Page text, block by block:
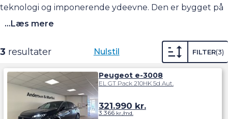
teknologi og imponerende ydeevne. Den er bygget på
Stellantis’ nye STLA Medium-platform, som giver
energieffektivitet. Når det kommer til ydeevne, tilbyder
e-3008 en rækkevidde på op til 525 km. ifølgeWLTP-
målemetoden. Opladning er effektiv, og bilen
understøtter lynopladning, hvor den kan oplades fra 20
til 80 % på omkring 30 minutter. Se det aktuelle
udvalg af brugte nedenfor, og læs om bilen og find
...Læs mere
3 resultater Nulstil FILTER 3
Peugeot e-3008
EL GT Pack 210HK 5d Aut.
321.990 kr.
3.366kr./md.